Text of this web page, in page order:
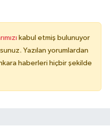
kabul etmiş bulunuyor
Yazılan yorumlardan
haberleri hiçbir şekilde